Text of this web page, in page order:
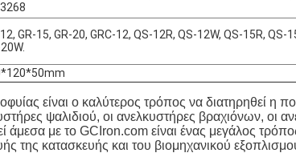
GR-15, GR-20, GRC-12, QS-12R, QS-12W, QS-15R, QS-
είναι ο καλύτερος τρόπος να διατηρηθεί η
ψαλιδιού, οι ανελκυστήρες βραχιόνων, οι
άμεσα με το GCIron.com είναι ένας μεγάλος
της κατασκευής και του βιομηχανικού